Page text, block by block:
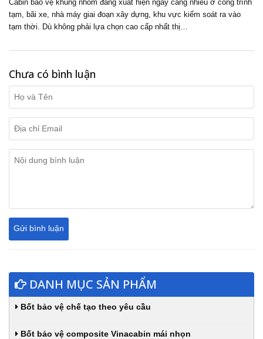
Cabin bảo vệ khung nhôm đang xuất hiện ngày càng nhiều ở công trình
tạm, bãi xe, nhà máy giai đoạn xây dựng, khu vực kiểm soát ra vào
tạm thời. Dù không phải lựa chọn cao cấp nhất thị…
Chưa có bình luận
DANH MỤC SẢN PHẨM
Bốt bảo vệ chế tạo theo yêu cầu
Bốt bảo vệ composite Vinacabin mái nhọn